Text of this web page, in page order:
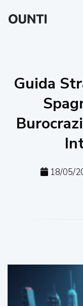
Guida
18/05/